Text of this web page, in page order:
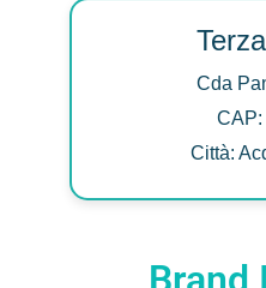
Cda
CAP:
Città: